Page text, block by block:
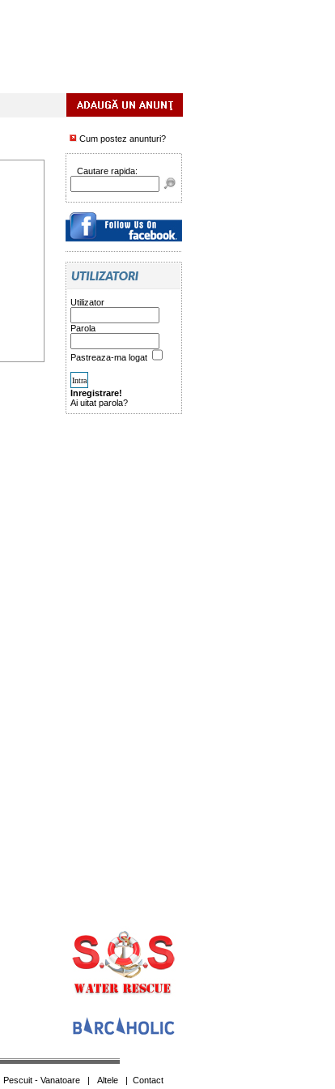
Cum postez anunturi?
Cautare rapida:
Utilizator
Parola
Pastreaza-ma logat
Inregistrare!
Ai uitat parola?
Pescuit - Vanatoare| Altele| Contact